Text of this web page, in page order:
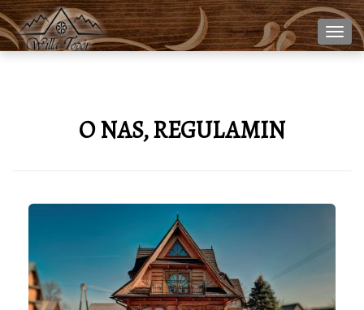
O NAS, REGULAMIN